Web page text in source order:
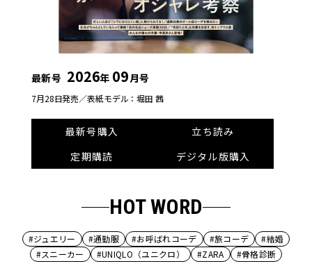
最新号 2026年 09月号
7月28日発売／表紙モデル：堀田 茜
最新号購入
立ち読み
定期購読
デジタル版購入
HOT WORD
#ジュエリー #通勤服 #お呼ばれコーデ #旅コーデ
#結婚
#スニーカー
#UNIQLO（ユニクロ） #ZARA #骨格診断